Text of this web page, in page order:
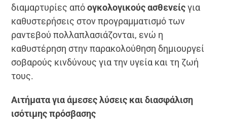
διαμαρτυρίες απόογκολογικούς ασθενείςγια
καθυστερήσεις στον προγραμματισμό των
ραντεβού πολλαπλασιάζονται, ενώ η
καθυστέρηση στην παρακολούθηση δημιουργεί
σοβαρούς κινδύνους για την υγεία και τη ζωή
τους.
Αιτήματα για άμεσες λύσεις και διασφάλιση
ισότιμης πρόσβασης